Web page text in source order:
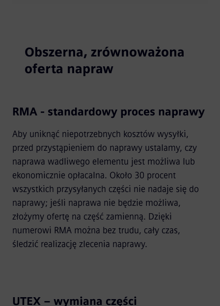
Obszerna, zrównoważona
oferta napraw
RMA - standardowy proces naprawy
Aby uniknąć niepotrzebnych kosztów wysyłki,
przed przystąpieniem do naprawy ustalamy, czy
naprawa wadliwego elementu jest możliwa lub
ekonomicznie opłacalna. Około 30 procent
wszystkich przysyłanych części nie nadaje się do
naprawy; jeśli naprawa nie będzie możliwa,
złożymy ofertę na część zamienną. Dzięki
numerowi RMA można bez trudu, cały czas,
śledzić realizację zlecenia naprawy.
UTEX – wymiana części